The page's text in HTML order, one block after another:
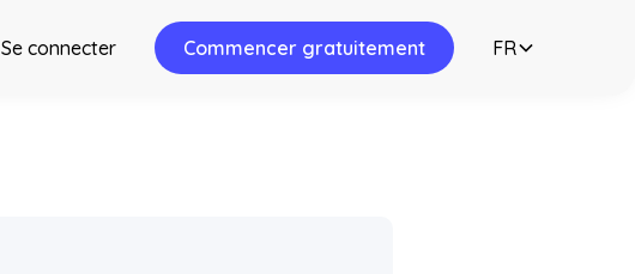
Se connecter Commencer gratuitement FR